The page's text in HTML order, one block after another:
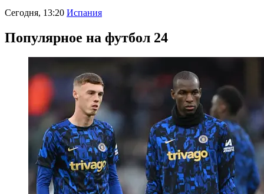
Сегодня, 13:20 Испания
Популярное на футбол 24